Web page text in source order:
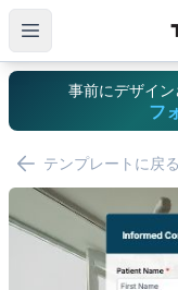
事前にデザイ
フ
テンプレートに戻る